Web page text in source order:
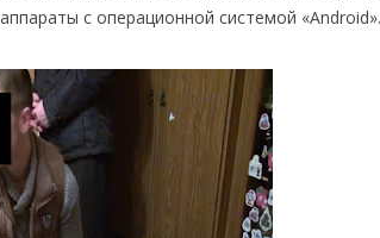
с операционной системой «Android».